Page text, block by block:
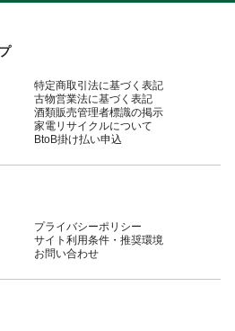
特定商取引法に基づく表記
古物営業法に基づく表記
酒類販売管理者標識の掲示
家電リサイクルについて
BtoB掛け払い申込
プライバシーポリシー
サイト利用条件・推奨環境
お問い合わせ